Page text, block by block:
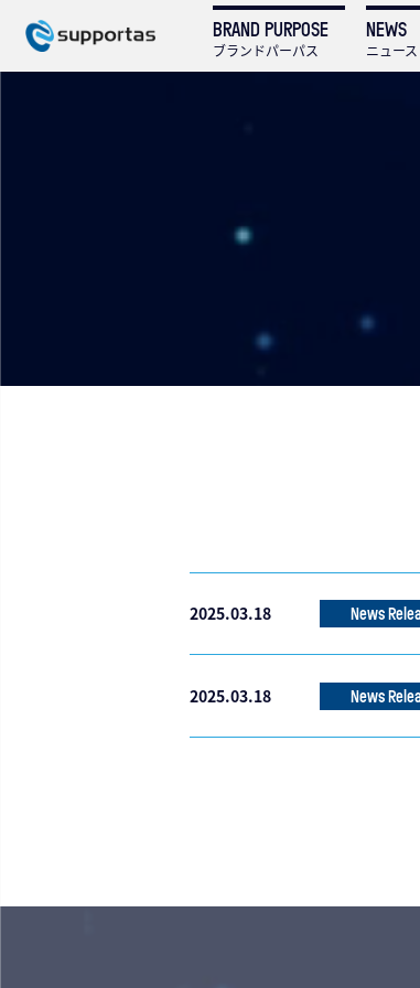
BRAND PURPOSE
ブランドパーパス
NEWS
ニュース
2025.03.18 News
2025.03.18 News